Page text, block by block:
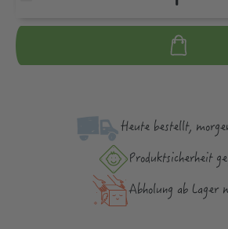
Heute bestellt,
Produktsicher­heit
Abholung ab Lager